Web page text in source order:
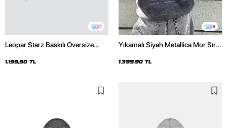
4
Leopar Starz Baskılı Oversize
1.199,90 TL
9
Yıkamalı Siyah Metallica Mor Sırt
Hoodie
1.399,90 TL